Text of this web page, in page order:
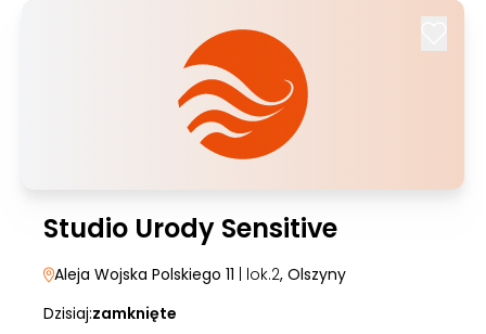
Studio Urody Sensitive
Aleja Wojska Polskiego 11 | lok.2, Olszyny
Dzisiaj:zamknięte